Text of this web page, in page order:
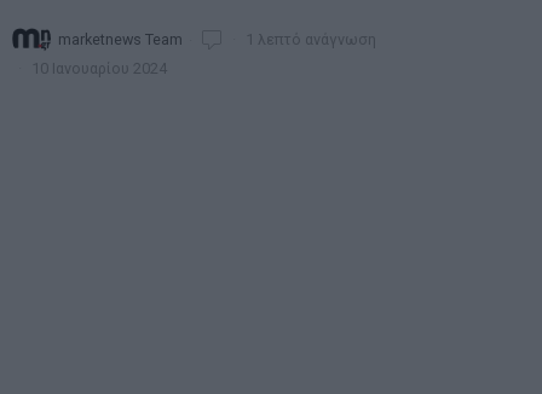
marketnews Team
1 λεπτό ανάγνωση
10 Ιανουαρίου 2024